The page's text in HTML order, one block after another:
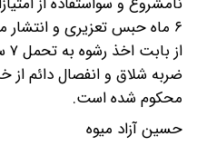
۶ ماه حبس تعزیری و
ضربه شلاق و انفصال دائم
محکوم شده است.
حسین آزاد میوه